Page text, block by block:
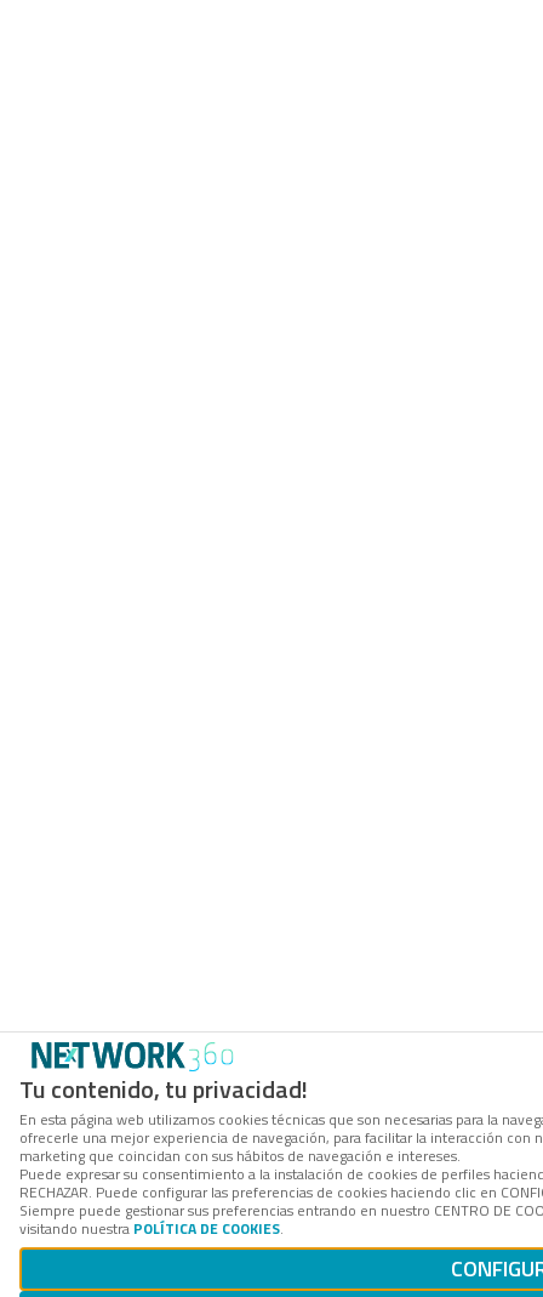
Tu contenido, tu privacidad!
En esta página web utilizamos cookies técnicas que son necesarias para la
ofrecerle una mejor experiencia de navegación, para facilitar la interacción
marketing que coincidan con sus hábitos de navegación e intereses.
Puede expresar su consentimiento a la instalación de cookies de perfiles
RECHAZAR. Puede configurar las preferencias de cookies haciendo clic en
Siempre puede gestionar sus preferencias entrando en nuestro CENTRO DE
visitando nuestra POLÍTICA DE COOKIES.